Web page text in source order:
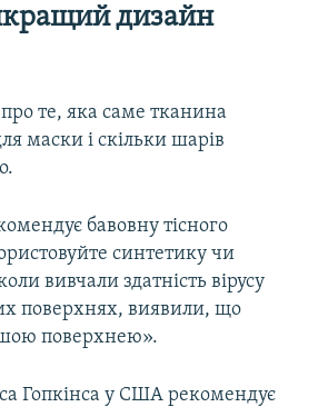
дизайн
те, яка саме тканина
маски і скільки шарів
бавовну тісного
синтетику чи
вивчали здатність вірусу
поверхнях, виявили, що
поверхнею».
Гопкінса у США рекомендує